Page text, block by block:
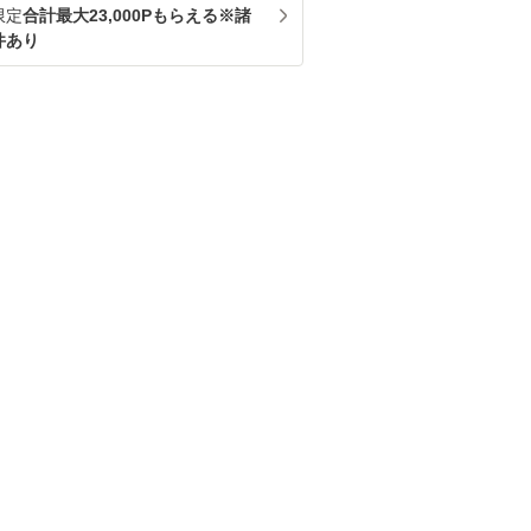
定合計最大23,000Pもらえる※諸
あり